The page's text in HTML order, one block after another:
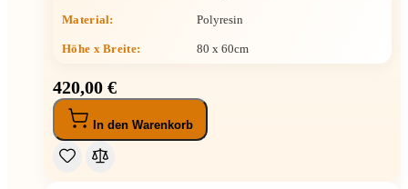
Material: Polyresin
Höhe x Breite: 80 x 60cm
420,00 €
In den Warenkorb